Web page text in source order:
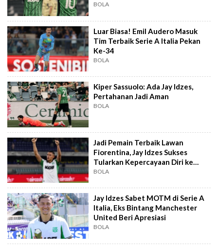
BOLA
Luar Biasa! Emil Audero Masuk
Tim Terbaik Serie A Italia Pekan
Ke-34
BOLA
Kiper Sassuolo: Ada Jay Idzes,
Pertahanan Jadi Aman
BOLA
Jadi Pemain Terbaik Lawan
Fiorentina, Jay Idzes Sukses
Tularkan Kepercayaan Diri ke
Skuad Sassuolo
BOLA
Jay Idzes Sabet MOTM di Serie A
Italia, Eks Bintang Manchester
United Beri Apresiasi
BOLA